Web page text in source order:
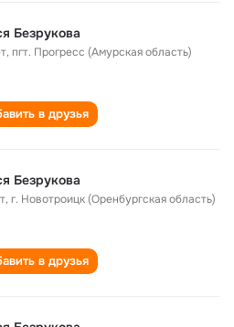
Безрукова
,пгт. Прогресс (Амурская область)
в друзья
Безрукова
,г. Новотроицк (Оренбургская область)
в друзья